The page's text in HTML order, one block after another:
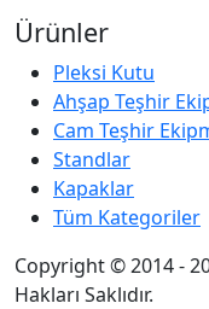
Ürünler
Pleksi Kutu
Ahşap Teşhir
Cam Teşhir
Standlar
Kapaklar
Tüm Kategoriler
Copyright © 2014 -
Hakları Saklıdır.